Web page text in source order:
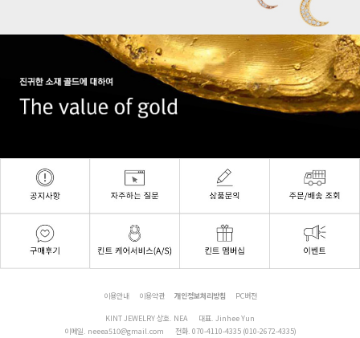
이용안내 이용약관 개인정보처리방침 PC버전
KINT JEWELRY 상호. NEA
대표. Jinhee Yun
이메일. neeea510@gmail.com 전화. 070-4110-4335 (010-2672-4335)